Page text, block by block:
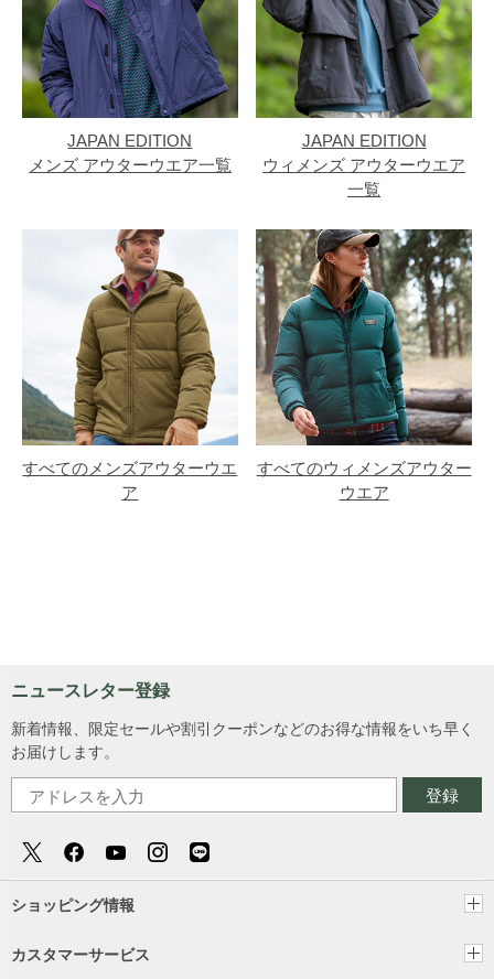
JAPAN EDITION
メンズ アウターウエア一覧
JAPAN EDITION
ウィメンズ アウターウエア
一覧
すべてのメンズアウターウエ
ア
すべてのウィメンズアウター
ウエア
ニュースレター登録
新着情報、限定セールや割引クーポンなどのお得な情報をいち早く
お届けします。
登録
ショッピング情報
カスタマーサービス